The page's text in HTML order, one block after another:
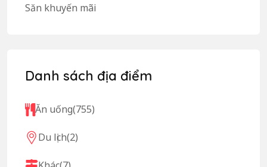
Săn khuyến mãi
Danh sách địa điểm
Ăn uống(755)
Du lịch(2)